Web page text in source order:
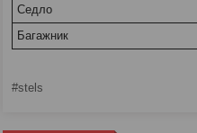
Седло
Багажник
#stels